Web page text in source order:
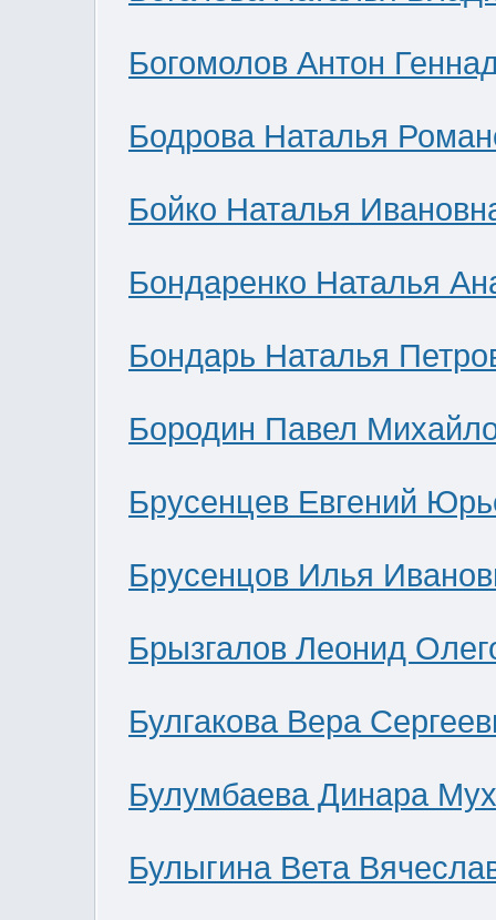
Богомолов Антон
Бодрова Наталья
Бойко Наталья
Бондаренко Наталья
Бондарь Наталья
Бородин Павел
Брусенцев Евгений
Брусенцов Илья
Брызгалов Леонид
Булгакова Вера
Булумбаева Динара
Булыгина Вета